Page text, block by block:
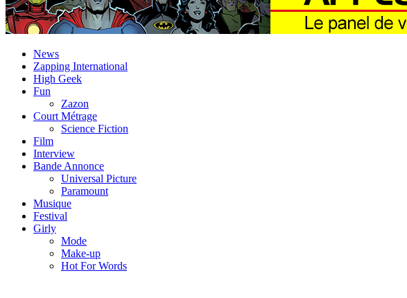
News
Zapping International
High Geek
Fun
Zazon
Court Métrage
Science Fiction
Film
Interview
Bande Annonce
Universal Picture
Paramount
Musique
Festival
Girly
Mode
Make-up
Hot For Words